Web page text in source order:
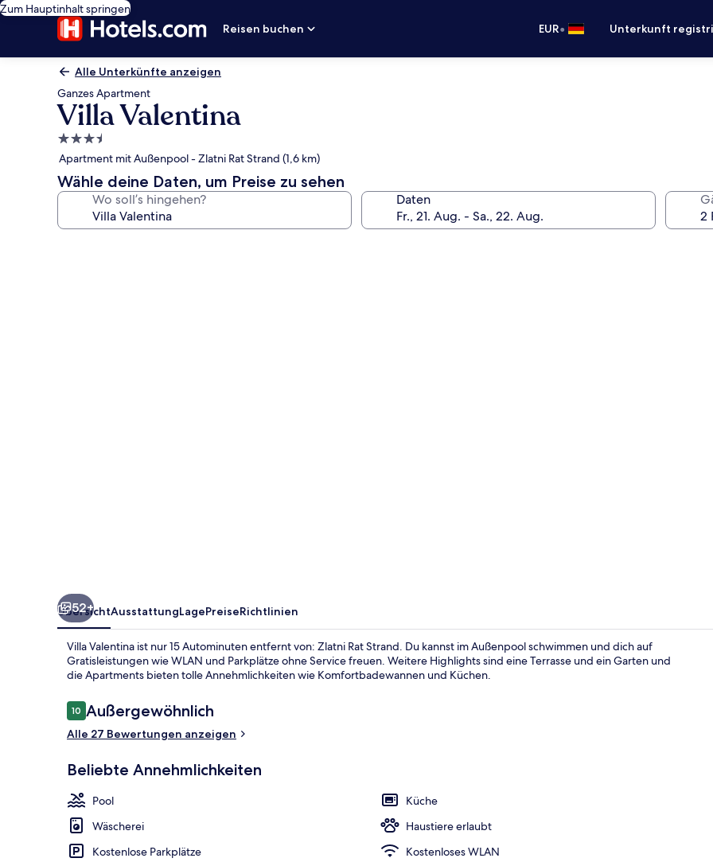
Zum Hauptinhalt springen
Reisen buchen
EUR• Unterkunft
Alle Unterkünfte anzeigen
Ganzes Apartment
Villa Valentina
3.5-
Sterne-
Unterkunft
Apartment mit Außenpool - Zlatni Rat Strand (1,6 km)
Wähle deine Daten, um Preise zu sehen
Wo soll’s hingehen? Daten
52+
ÜbersichtAusstattungLagePreiseRichtlinien
Villa Valentina ist nur 15 Autominuten entfernt von: Zlatni Rat Strand. Du kannst im Außenpool schwimmen und dich auf
Gratisleistungen wie WLAN und Parkplätze ohne Service freuen. Weitere Highlights sind eine Terrasse und ein Garten und
die Apartments bieten tolle Annehmlichkeiten wie Komfortbadewannen und Küchen.
Bewertungen
1010 von 10.
Außergewöhnlich
Alle 27 Bewertungen anzeigen
Beliebte Annehmlichkeiten
Pool
Küche
Wäscherei
Haustiere erlaubt
Kostenlose Parkplätze
Kostenloses WLAN